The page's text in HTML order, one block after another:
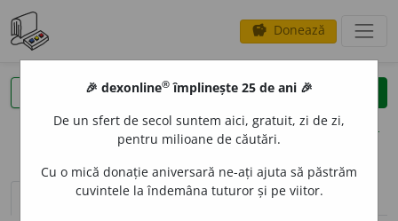
savings Donează
clear
opțiuni
definiții (1) pronunțievolume_up (50)
🎉 dexonline® împlinește 25 de ani 🎉
De un sfert de secol suntem aici, gratuit, zi de zi,
pentru milioane de căutări.
Cu o mică donație aniversară ne-ați ajuta să păstrăm
cuvintele la îndemâna tuturor și pe viitor.